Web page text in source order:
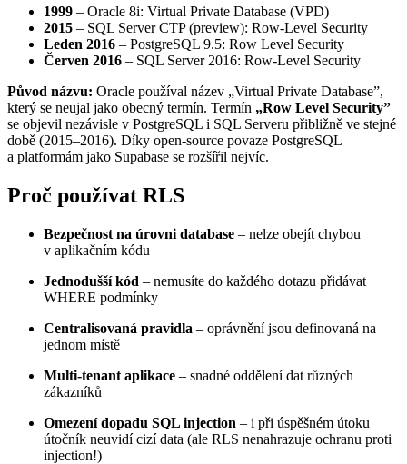
1999 – Oracle 8i: Virtual Private Database (VPD)
2015 – SQL Server CTP (preview): Row-Level Security
Leden 2016 – PostgreSQL 9.5: Row Level Security
Červen 2016 – SQL Server 2016: Row-Level Security
Původ názvu: Oracle používal název „Virtual Private Database”,
který se neujal jako obecný termín. Termín „Row Level Security”
se objevil nezávisle v PostgreSQL i SQL Serveru přibližně ve stejné
době (2015–2016). Díky open-source povaze PostgreSQL
a platformám jako Supabase se rozšířil nejvíc.
Proč používat RLS
Bezpečnost na úrovni database – nelze obejít chybou
v aplikačním kódu
Jednodušší kód – nemusíte do každého dotazu přidávat
WHERE podmínky
Centralisovaná pravidla – oprávnění jsou definovaná na
jednom místě
Multi-tenant aplikace – snadné oddělení dat různých
zákazníků
Omezení dopadu SQL injection – i při úspěšném útoku
útočník neuvidí cizí data (ale RLS nenahrazuje ochranu proti
injection!)